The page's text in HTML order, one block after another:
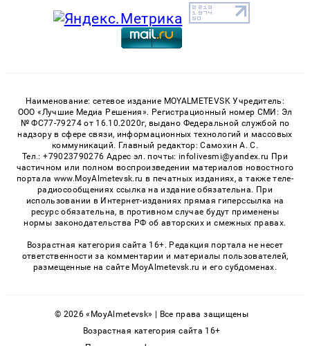
Наименование: сетевое издание MOYALMETEVSK Учредитель:
ООО «Лучшие Медиа Решения». Регистрационный номер СМИ: Эл
№ ФС77-79274 от 16.10.2020г, выдано Федеральной службой по
надзору в сфере связи, информационных технологий и массовых
коммуникаций. Главный редактор: Самохин А. С.
Тел.: +79023790276 Адрес эл. почты: infolivesmi@yandex.ru При
частичном или полном воспроизведении материалов новостного
портала www.MoyAlmetevsk.ru в печатных изданиях, а также теле-
радиосообщениях ссылка на издание обязательна. При
использовании в Интернет-изданиях прямая гиперссылка на
ресурс обязательна, в противном случае будут применены
нормы законодательства РФ об авторских и смежных правах.
Возрастная категория сайта 16+. Редакция портала не несет
ответственности за комментарии и материалы пользователей,
размещенные на сайте MoyAlmetevsk.ru и его субдоменах.
© 2026 «MoyAlmetevsk» | Все права защищены
Возрастная категория сайта 16+